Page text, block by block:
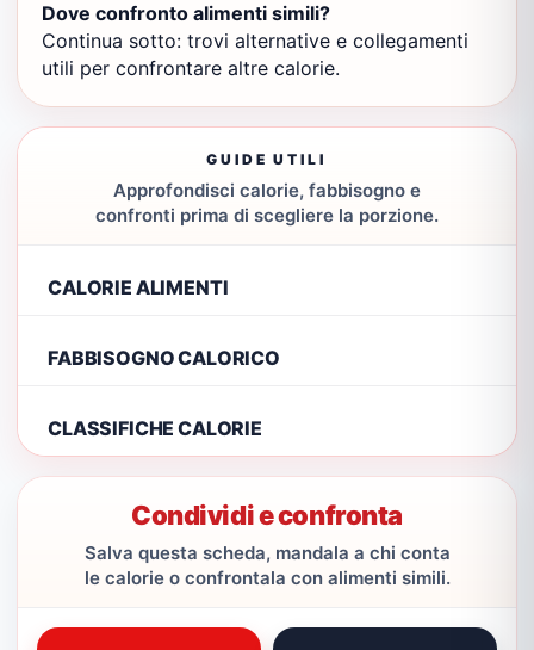
Dove confronto alimenti simili?
Continua sotto: trovi alternative e collegamenti
utili per confrontare altre calorie.
GUIDE UTILI
Approfondisci calorie, fabbisogno e
confronti prima di scegliere la porzione.
CALORIE ALIMENTI
FABBISOGNO CALORICO
CLASSIFICHE CALORIE
Condividi e confronta
Salva questa scheda, mandala a chi conta
le calorie o confrontala con alimenti simili.